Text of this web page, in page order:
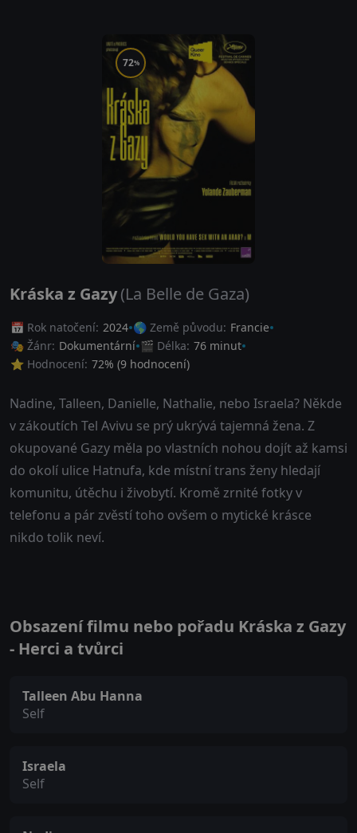
72%
Kráska z Gazy(La Belle de Gaza)
📅 Rok natočení: 2024 🌎 Země původu: Francie
🎭 Žánr: Dokumentární 🎬 Délka: 76 minut
⭐ Hodnocení: 72% (9 hodnocení)
Nadine, Talleen, Danielle, Nathalie, nebo Israela? Někde
v zákoutích Tel Avivu se prý ukrývá tajemná žena. Z
okupované Gazy měla po vlastních nohou dojít až kamsi
do okolí ulice Hatnufa, kde místní trans ženy hledají
komunitu, útěchu i živobytí. Kromě zrnité fotky v
telefonu a pár zvěstí toho ovšem o mytické krásce
nikdo tolik neví.
Obsazení filmu nebo pořadu Kráska z Gazy
- Herci a tvůrci
Talleen Abu Hanna
Self
Israela
Self